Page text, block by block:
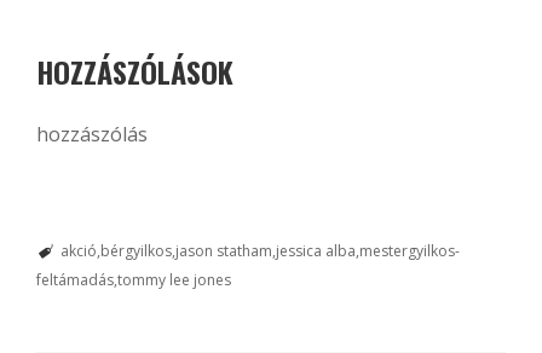
HOZZÁSZÓLÁSOK
hozzászólás
akció bérgyilkos jason statham jessica alba mestergyilkos-
feltámadástommy lee jones